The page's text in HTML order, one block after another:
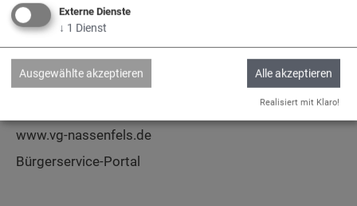
Kontakt & Öffnungszeiten
Impressum
Datenschutz
www.vg-nassenfels.de
Bürgerservice-Portal
Externe Dienste
↓ 1 Dienst
Ausgewählte akzeptieren Alle akzeptieren
Realisiert mit Klaro!